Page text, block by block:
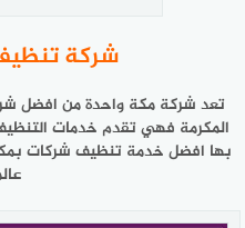
شركة
تعد شركة مكة واحدة من افضل
المكرمة فهي تقدم خدمات
بها افضل خدمة تنظيف شركات